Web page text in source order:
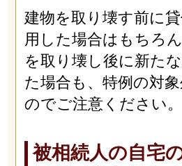
建物を取り壊す前に
用した場合はもちろ
を取り壊し後に新た
た場合も、特例の対
のでご注意ください。
被相続人の自宅